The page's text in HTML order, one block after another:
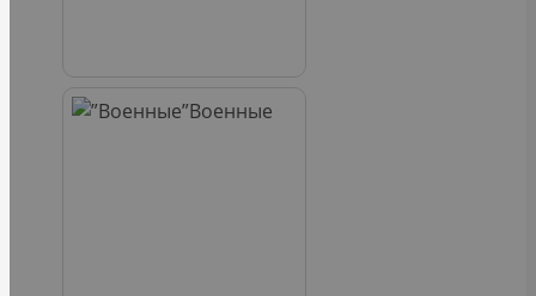
Военные